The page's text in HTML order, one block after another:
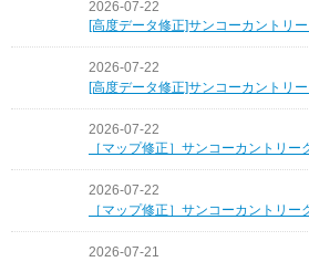
2026-07-22
[高度データ修正]サンコーカントリ
2026-07-22
[高度データ修正]サンコーカントリ
2026-07-22
［マップ修正］サンコーカントリー
2026-07-22
［マップ修正］サンコーカントリー
2026-07-21